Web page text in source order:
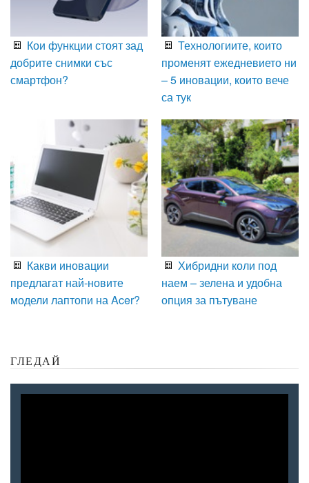
Кои функции стоят зад
добрите снимки със
смартфон?
Технологиите, които
променят ежедневието ни
– 5 иновации, които вече
са тук
Какви иновации
предлагат най-новите
модели лаптопи на Acer?
Хибридни коли под
наем – зелена и удобна
опция за пътуване
ГЛЕДАЙ